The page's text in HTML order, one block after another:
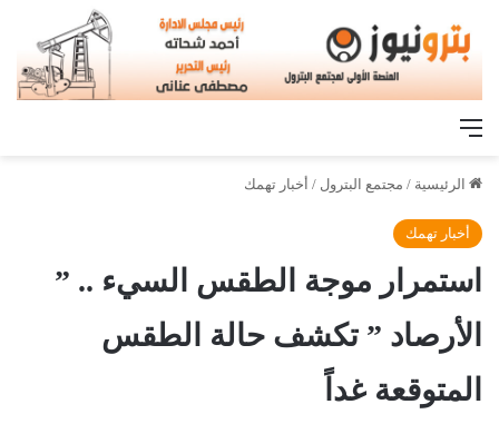
القائمة
الرئيسية / مجتمع البترول / أخبار تهمك
أخبار تهمك
استمرار موجة الطقس السيء .. ”
الأرصاد ” تكشف حالة الطقس
المتوقعة غداً